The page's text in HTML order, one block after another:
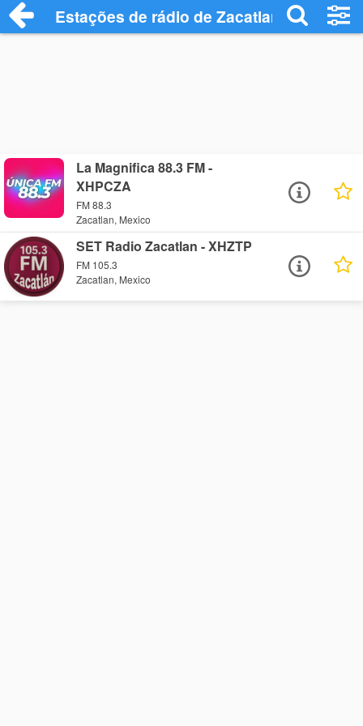
Estações de rádio de Zacatlan - Ouça
La Magnifica 88.3 FM -
XHPCZA
FM 88.3
Zacatlan, Mexico
SET Radio Zacatlan - XHZTP
FM 105.3
Zacatlan, Mexico